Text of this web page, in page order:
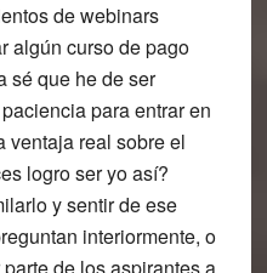
de webinars
algún curso de pago
sé que he de ser
para entrar en
ventaja real sobre el
logro ser yo así?
y sentir de ese
interiormente, o